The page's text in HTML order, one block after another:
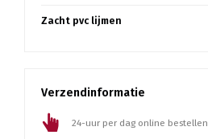
Zacht pvc lijmen
Verzendinformatie
24-uur per dag online bestellen